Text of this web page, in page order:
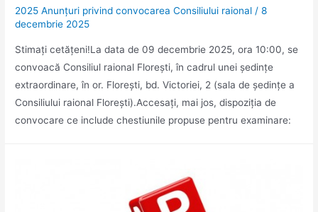
2025 Anunţuri privind convocarea Consiliului raional /8
decembrie 2025
Stimaţi cetăţeni!La data de 09 decembrie 2025, ora 10:00, se
convoacă Consiliul raional Floreşti, în cadrul unei şedinţe
extraordinare, în or. Floreşti, bd. Victoriei, 2 (sala de ședințe a
Consiliului raional Florești).Accesaţi, mai jos, dispoziția de
convocare ce include chestiunile propuse pentru examinare: